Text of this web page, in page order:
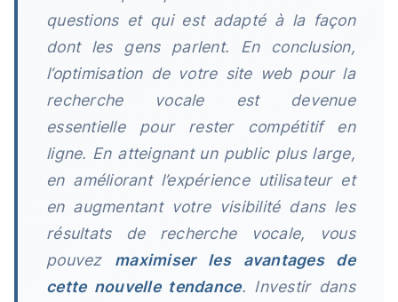
questions et qui est adapté à la façon
dont les gens parlent. En conclusion,
l’optimisation de votre site web pour la
recherche vocale est devenue
essentielle pour rester compétitif en
ligne. En atteignant un public plus large,
en améliorant l’expérience utilisateur et
en augmentant votre visibilité dans les
résultats de recherche vocale, vous
pouvez maximiser les avantages de
cette nouvelle tendance. Investir dans